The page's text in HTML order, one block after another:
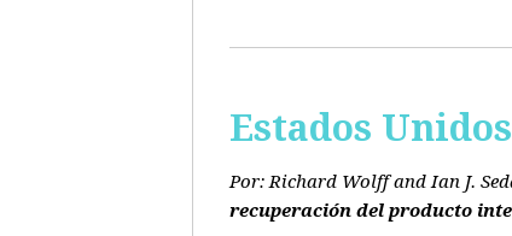
Estados
Por: Richard Wolff and Ian J.
recuperación del producto